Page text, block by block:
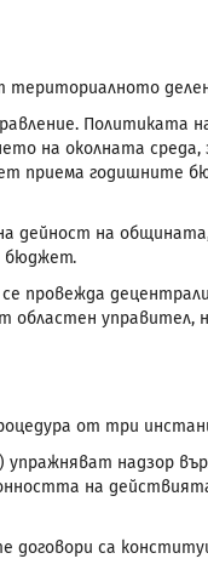
Политиката
на околната среда,
приема годишните
дейност на
бюджет.
провежда
областен управител,
от три
надзор
на
договори са